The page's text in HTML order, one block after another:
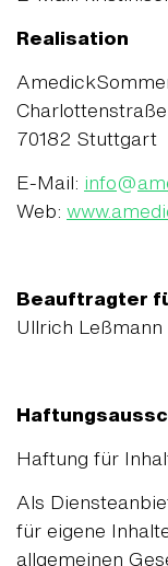
Realisation
70182 Stuttgart
E-Mail: info@
Web:
Beauftragter
Ullrich Leßmann
Haftung für
Als
für eigene
allgemeinen